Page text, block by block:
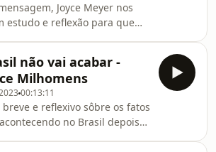
Joyce Meyer nos
estudo e reflexão para que
estudo edificou a sua vida,
com mais
Deus te abençoe!
não vai acabar -
Milhomens
00:13:11
breve e reflexivo sôbre os fatos
no Brasil depois